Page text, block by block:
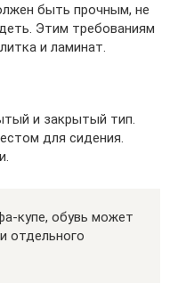
быть прочным, не
Этим требованиям
и ламинат.
и закрытый тип.
для сидения.
купе, обувь может
отдельного